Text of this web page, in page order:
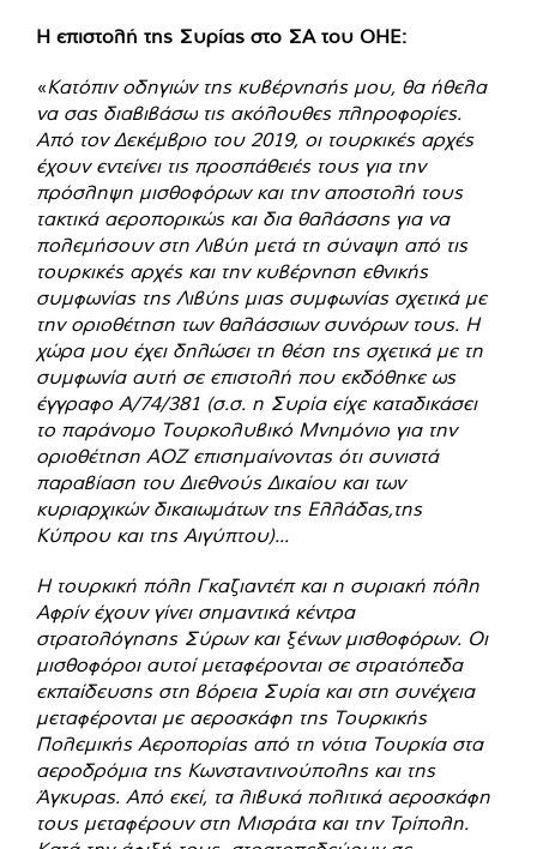
Η επιστολή της Συρίας στο ΣΑ του ΟΗΕ:
«Κατόπιν οδηγιών της κυβέρνησής μου, θα ήθελα
να σας διαβιβάσω τις ακόλουθες πληροφορίες.
Από τον Δεκέμβριο του 2019, οι τουρκικές αρχές
έχουν εντείνει τις προσπάθειές τους για την
πρόσληψη μισθοφόρων και την αποστολή τους
τακτικά αεροπορικώς και δια θαλάσσης για να
πολεμήσουν στη Λιβύη μετά τη σύναψη από τις
τουρκικές αρχές και την κυβέρνηση εθνικής
συμφωνίας της Λιβύης μιας συμφωνίας σχετικά με
την οριοθέτηση των θαλάσσιων συνόρων τους. Η
χώρα μου έχει δηλώσει τη θέση της σχετικά με τη
συμφωνία αυτή σε επιστολή που εκδόθηκε ως
έγγραφο A/74/381 (σ.σ. η Συρία είχε καταδικάσει
το παράνομο Τουρκολυβικό Μνημόνιο για την
οριοθέτηση ΑΟΖ επισημαίνοντας ότι συνιστά
παραβίαση του Διεθνούς Δικαίου και των
κυριαρχικών δικαιωμάτων της Ελλάδας,της
Κύπρου και της Αιγύπτου)...
Η τουρκική πόλη Γκαζιαντέπ και η συριακή πόλη
Αφρίν έχουν γίνει σημαντικά κέντρα
στρατολόγησης Σύρων και ξένων μισθοφόρων. Οι
μισθοφόροι αυτοί μεταφέρονται σε στρατόπεδα
εκπαίδευσης στη βόρεια Συρία και στη συνέχεια
μεταφέρονται με αεροσκάφη της Τουρκικής
Πολεμικής Αεροπορίας από τη νότια Τουρκία στα
αεροδρόμια της Κωνσταντινούπολης και της
Άγκυρας. Από εκεί, τα λιβυκά πολιτικά αεροσκάφη
τους μεταφέρουν στη Μισράτα και την Τρίπολη.